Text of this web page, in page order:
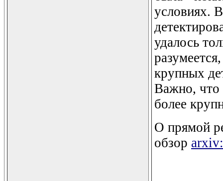
условиях.
удалось
крупных
Важно, что
более
О прямой
обзор